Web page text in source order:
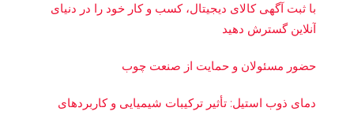
با ثبت آگهی کالای دیجیتال، کسب و کار خود را در دنیای
آنلاین گسترش دهید
حضور مسئولان و حمایت از صنعت چوب
دمای ذوب استیل: تأثیر ترکیبات شیمیایی و کاربردهای